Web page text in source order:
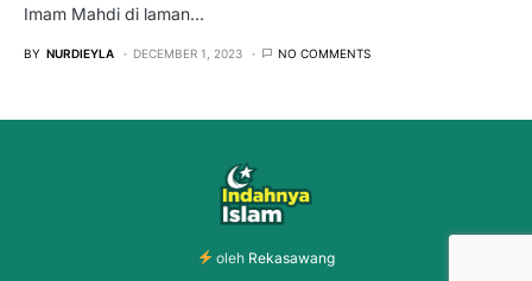
Imam Mahdi di laman…
BY NURDIEYLA DECEMBER 1, 2023 NO COMMENTS
oleh Rekasawang